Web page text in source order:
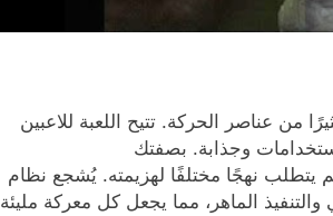
من عناصر الحركة. تتيح اللعبة للاعبين
وجذابة. بصفتك
يتطلب نهجًا مختلفًا لهزيمته. يُشجع نظام
والتنفيذ الماهر، مما يجعل كل معركة مليئة